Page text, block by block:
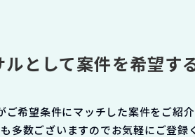
として案件を希望す
希望条件にマッチした案件をご紹介
多数ございますのでお気軽にご登録